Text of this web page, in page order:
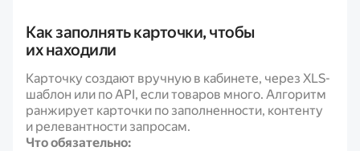
Как заполнять карточки, чтобы
их находили
Карточку создают вручную в кабинете, через XLS-
шаблон или по API, если товаров много. Алгоритм
ранжирует карточки по заполненности, контенту
и релевантности запросам.
Что обязательно: